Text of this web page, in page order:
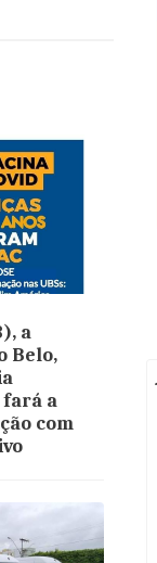
a
Belo,
fará a
com